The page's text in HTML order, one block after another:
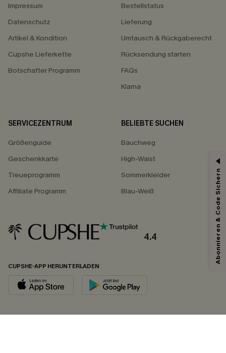
Impressum
Datenschutz
Artikel & Kondition
Cupshe Lieferkette
Botschafter Programm
Bestellstatus
Lieferung
Umtausch & Rückgaberecht
Rücksendung starten
FAQs
Klarna
SERVICEZENTRUM
Größenguide
Geschenkkarte
Treueprogramm
Affiliate Programm
BELIEBTE SUCHEN
Bauchweg
High-Waist
Sommerkleider
Blau-Weiß
4.4
CUPSHE-APP HERUNTERLADEN
Abonnieren & Code Sichern